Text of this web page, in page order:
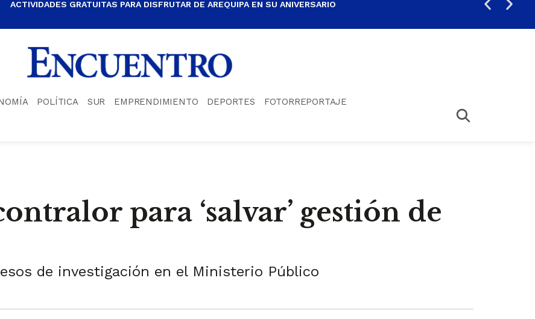
ACTIVIDADES GRATUITAS PARA DISFRUTAR DE AREQUIPA EN SU ANIVERSARIO
POLÍTICA SUR EMPRENDIMIENTO DEPORTES FOTORREPORTAJE
para ‘salvar’ gestión de
de investigación en el Ministerio Público